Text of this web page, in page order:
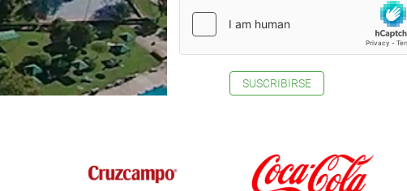
SUSCRIBIRSE